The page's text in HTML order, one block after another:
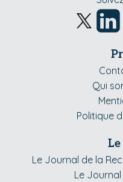
Qui
Politique
Le Journal de la
Le